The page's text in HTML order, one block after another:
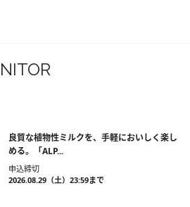
良質な植物性ミルクを、手軽においしく楽し
める。「ALP...
申込締切
2026.08.29（土）23:59まで